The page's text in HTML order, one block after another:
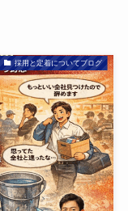
採用と定着についてブログ